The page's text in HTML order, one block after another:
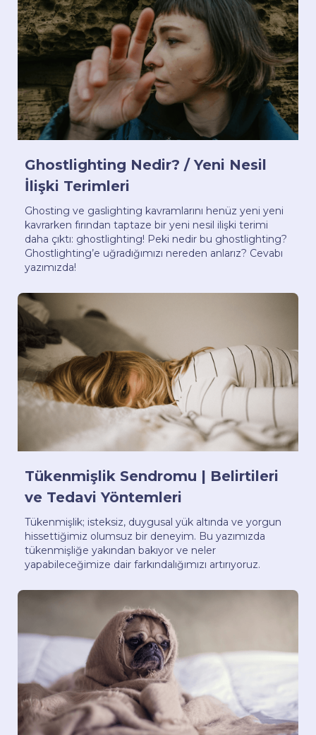
Ghostlighting Nedir? / Yeni Nesil
İlişki Terimleri
Ghosting ve gaslighting kavramlarını henüz yeni yeni
kavrarken fırından taptaze bir yeni nesil ilişki terimi
daha çıktı: ghostlighting! Peki nedir bu ghostlighting?
Ghostlighting’e uğradığımızı nereden anlarız? Cevabı
yazımızda!
Tükenmişlik Sendromu | Belirtileri
ve Tedavi Yöntemleri
Tükenmişlik; isteksiz, duygusal yük altında ve yorgun
hissettiğimiz olumsuz bir deneyim. Bu yazımızda
tükenmişliğe yakından bakıyor ve neler
yapabileceğimize dair farkındalığımızı artırıyoruz.